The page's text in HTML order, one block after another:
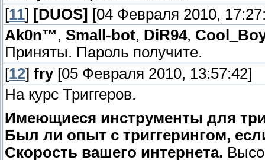
[11] [DUОS] [04 Февраля 2010,
Ak0n™, Small-bot, DiR94,
Приняты. Пароль получите.
[12] fry[05 Февраля 2010, 13:57:42]
На курс Триггеров.
Имеющиеся инструменты для
Был ли опыт с триггерингом,
Скорость вашего интернета.